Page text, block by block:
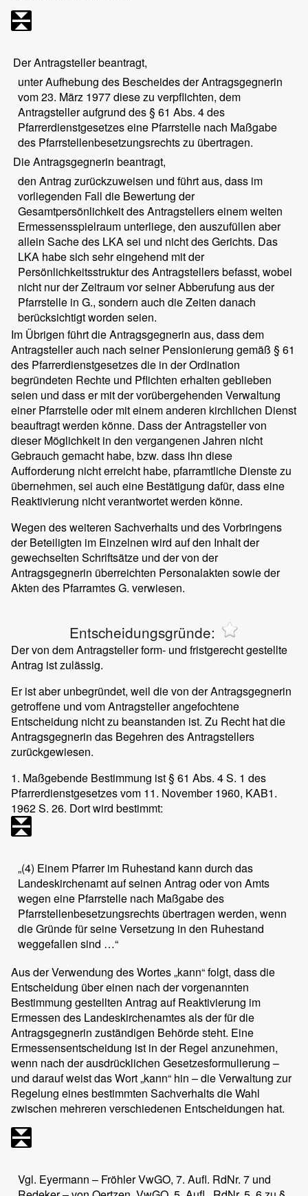
Der Antragsteller beantragt,
unter Aufhebung des Bescheides der Antragsgegnerin
vom 23. März 1977 diese zu verpflichten, dem
Antragsteller aufgrund des § 61 Abs. 4 des
Pfarrerdienstgesetzes eine Pfarrstelle nach Maßgabe
des Pfarrstellenbesetzungsrechts zu übertragen.
Die Antragsgegnerin beantragt,
den Antrag zurückzuweisen und führt aus, dass im
vorliegenden Fall die Bewertung der
Gesamtpersönlichkeit des Antragstellers einem weiten
Ermessensspielraum unterliege, den auszufüllen aber
allein Sache des LKA sei und nicht des Gerichts. Das
LKA habe sich sehr eingehend mit der
Persönlichkeitsstruktur des Antragstellers befasst, wobei
nicht nur der Zeitraum vor seiner Abberufung aus der
Pfarrstelle in G., sondern auch die Zeiten danach
berücksichtigt worden seien.
Im Übrigen führt die Antragsgegnerin aus, dass dem
Antragsteller auch nach seiner Pensionierung gemäß § 61
des Pfarrerdienstgesetzes die in der Ordination
begründeten Rechte und Pflichten erhalten geblieben
seien und dass er mit der vorübergehenden Verwaltung
einer Pfarrstelle oder mit einem anderen kirchlichen Dienst
beauftragt werden könne. Dass der Antragsteller von
dieser Möglichkeit in den vergangenen Jahren nicht
Gebrauch gemacht habe, bzw. dass ihn diese
Aufforderung nicht erreicht habe, pfarramtliche Dienste zu
übernehmen, sei auch eine Bestätigung dafür, dass eine
Reaktivierung nicht verantwortet werden könne.
Wegen des weiteren Sachverhalts und des Vorbringens
der Beteiligten im Einzelnen wird auf den Inhalt der
gewechselten Schriftsätze und der von der
Antragsgegnerin überreichten Personalakten sowie der
Akten des Pfarramtes G. verwiesen.
Entscheidungsgründe:
Der von dem Antragsteller form- und fristgerecht gestellte
Antrag ist zulässig.
Er ist aber unbegründet, weil die von der Antragsgegnerin
getroffene und vom Antragsteller angefochtene
Entscheidung nicht zu beanstanden ist. Zu Recht hat die
Antragsgegnerin das Begehren des Antragstellers
zurückgewiesen.
1. Maßgebende Bestimmung ist § 61 Abs. 4 S. 1 des
Pfarrerdienstgesetzes vom 11. November 1960, KAB1.
1962 S. 26. Dort wird bestimmt:
„(4) Einem Pfarrer im Ruhestand kann durch das
Landeskirchenamt auf seinen Antrag oder von Amts
wegen eine Pfarrstelle nach Maßgabe des
Pfarrstellenbesetzungsrechts übertragen werden, wenn
die Gründe für seine Versetzung in den Ruhestand
weggefallen sind …“
Aus der Verwendung des Wortes „kann“ folgt, dass die
Entscheidung über einen nach der vorgenannten
Bestimmung gestellten Antrag auf Reaktivierung im
Ermessen des Landeskirchenamtes als der für die
Antragsgegnerin zuständigen Behörde steht. Eine
Ermessensentscheidung ist in der Regel anzunehmen,
wenn nach der ausdrücklichen Gesetzesformulierung –
und darauf weist das Wort „kann“ hin – die Verwaltung zur
Regelung eines bestimmten Sachverhalts die Wahl
zwischen mehreren verschiedenen Entscheidungen hat.
Vgl. Eyermann – Fröhler VwGO, 7. Aufl. RdNr. 7 und